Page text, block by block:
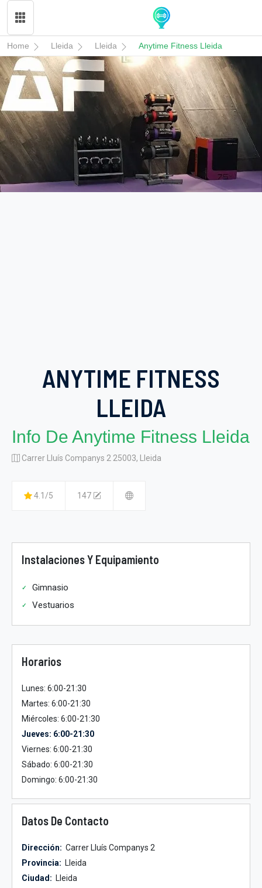
Home Lleida Lleida Anytime Fitness Lleida
ANYTIME FITNESS
LLEIDA
Info De Anytime Fitness Lleida
Carrer Lluís Companys 2 25003, Lleida
4.1/5 147
Instalaciones Y Equipamiento
Gimnasio
Vestuarios
Horarios
Lunes: 6:00-21:30
Martes: 6:00-21:30
Miércoles: 6:00-21:30
Jueves: 6:00-21:30
Viernes: 6:00-21:30
Sábado: 6:00-21:30
Domingo: 6:00-21:30
Datos De Contacto
Dirección: Carrer Lluís Companys 2
Provincia: Lleida
Ciudad: Lleida